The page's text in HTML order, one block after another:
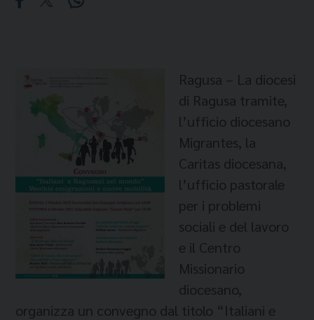
Ragusa – La diocesi
di Ragusa tramite,
l’ufficio diocesano
Migrantes, la
Caritas diocesana,
l’ufficio pastorale
per i problemi
sociali e del lavoro
e il Centro
Missionario
diocesano,
organizza un convegno dal titolo “Italiani e